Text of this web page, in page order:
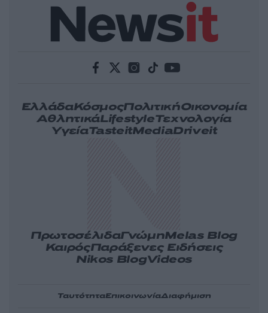
ΕλλάδαΚόσμοςΠολιτικήΟικονομία
ΑθλητικάLifestyleΤεχνολογία
ΥγείαTasteitMediaDriveit
ΠρωτοσέλιδαΓνώμηMelas Blog
ΚαιρόςΠαράξενες Ειδήσεις
Nikos BlogVideos
ΤαυτότηταΕπικοινωνίαΔιαφήμιση